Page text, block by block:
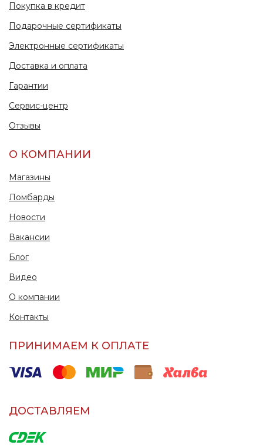
Покупка в кредит
Подарочные сертификаты
Электронные сертификаты
Доставка и оплата
Гарантии
Сервис-центр
Отзывы
О КОМПАНИИ
Магазины
Ломбарды
Новости
Вакансии
Блог
Видео
О компании
Контакты
ПРИНИМАЕМ К ОПЛАТЕ
ДОСТАВЛЯЕМ